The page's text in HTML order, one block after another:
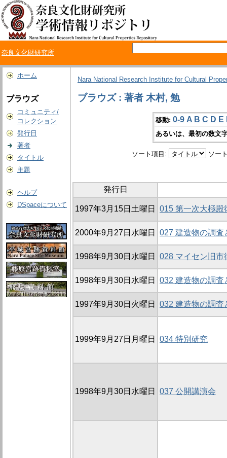
奈良文化財研究所
ホーム
ブラウズ
コミュニティ/
コレクション
発行日
著者
タイトル
主題
ヘルプ
DSpaceについて
Nara National Research Institute for Cultural
ブラウズ : 著者 木村, 勉
移動: 0-9 A B C D E
あるいは、最初の数文
ソート項目: ソー
発行日
1997年3月15日土曜日 015 第一次大極殿
2000年9月27日水曜日 027 建造物の調査
1998年9月30日水曜日 028 マイセン旧市
1998年9月30日水曜日 032 建造物の調査
1997年9月30日火曜日 032 建造物の調査
1999年9月27日月曜日 034 特別研究
1998年9月30日水曜日 037 公開講演会